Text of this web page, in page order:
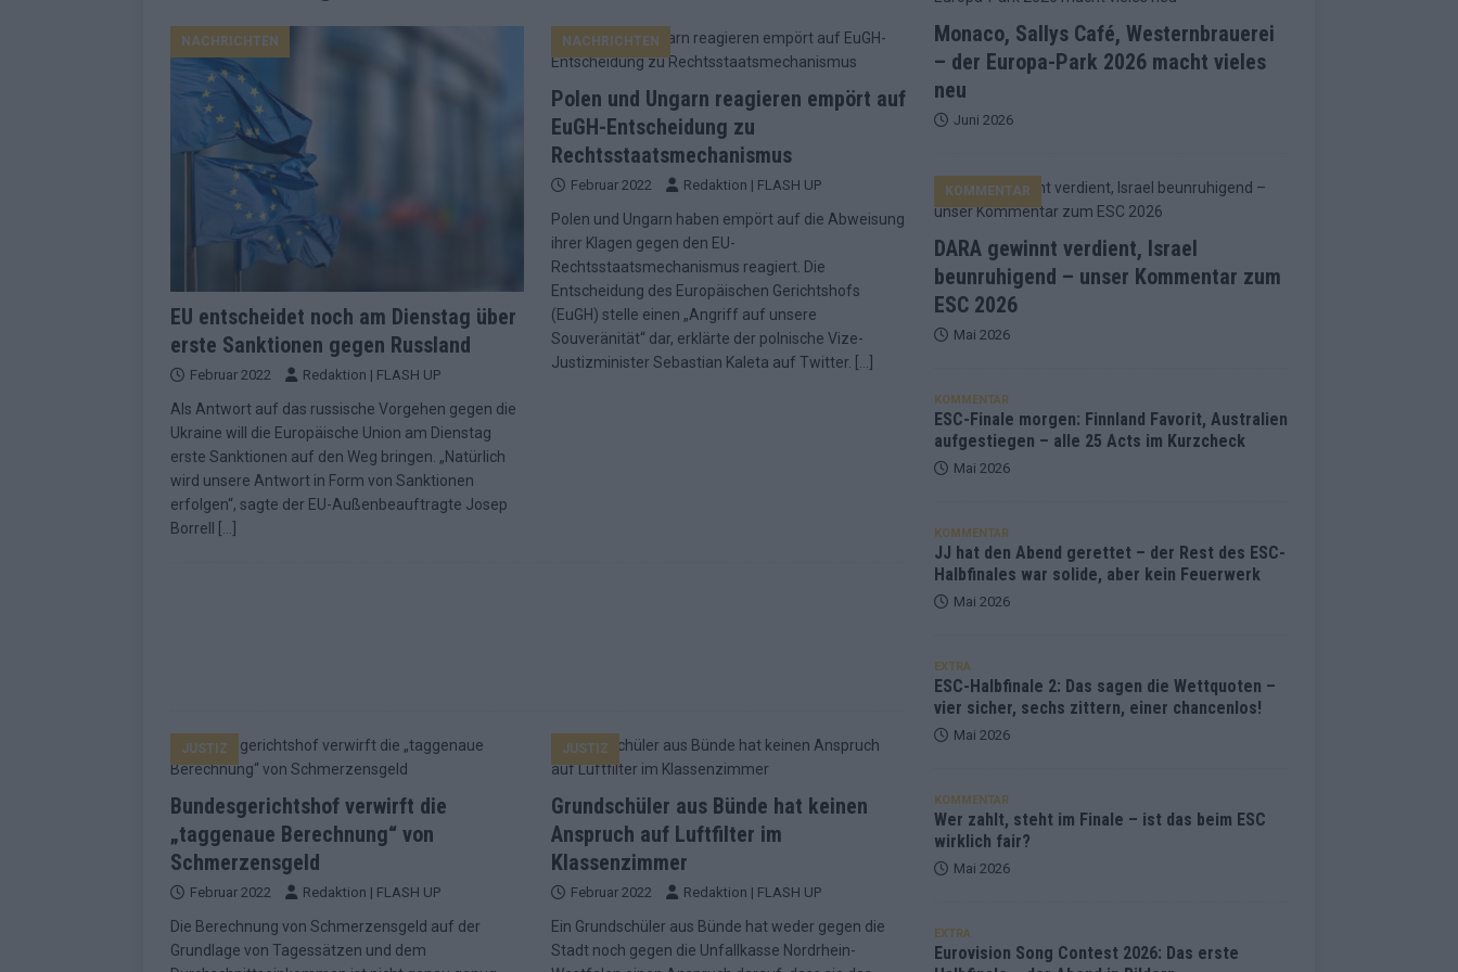
[ Mai 2026 ] ESC-Finale morgen: Finnland Favorit, Australien aufgestiegen – alle 25 Acts im Kurzcheck
[ Mai 2026 ] „Douze Points“ – wie eine Zahl zur Ikone wurde: 70 Jahre ESC-Wertungsgeschichte!
EUROVISION
[ Mai 2026 ] Das ESC-Finale ist komplett – 26 Länder wollen den Sieg in Wien EUROVISION
[ Mai 2026 ] JJ hat den Abend gerettet – der Rest des ESC-Halbfinales war solide, aber kein Feuerwerk
KOMMENTAR
[ Mai 2026 ] ESC-Halbfinale 2: Das sagen die Wettquoten – vier sicher, sechs zittern, einer chancenlos!
EXTRA
[ Juni 2026 ] Monaco, Sallys Café, Westernbrauerei – der Europa-Park 2026 macht vieles neu
[ Mai 2026 ] DARA gewinnt verdient, Israel beunruhigend – unser Kommentar zum ESC 2026
KOMMENTAR
NACHRICHTEN
EU entscheidet noch am Dienstag über
erste Sanktionen gegen Russland
Februar 2022 Redaktion | FLASH UP
Als Antwort auf das russische Vorgehen gegen die
Ukraine will die Europäische Union am Dienstag
erste Sanktionen auf den Weg bringen. „Natürlich
wird unsere Antwort in Form von Sanktionen
erfolgen“, sagte der EU-Außenbeauftragte Josep
Borrell
NACHRICHTEN
Polen und Ungarn reagieren empört auf
EuGH-Entscheidung zu
Rechtsstaatsmechanismus
Februar 2022 Redaktion | FLASH UP
Polen und Ungarn haben empört auf die Abweisung
ihrer Klagen gegen den EU-
Rechtsstaatsmechanismus reagiert. Die
Entscheidung des Europäischen Gerichtshofs
(EuGH) stelle einen „Angriff auf unsere
Souveränität“ dar, erklärte der polnische Vize-
Justizminister Sebastian Kaleta auf Twitter.
JUSTIZ
Bundesgerichtshof verwirft die
„taggenaue Berechnung“ von
Schmerzensgeld
Februar 2022 Redaktion | FLASH UP
Die Berechnung von Schmerzensgeld auf der
Grundlage von Tagessätzen und dem
JUSTIZ
Grundschüler aus Bünde hat keinen
Anspruch auf Luftfilter im
Klassenzimmer
Februar 2022 Redaktion | FLASH UP
Ein Grundschüler aus Bünde hat weder gegen die
Stadt noch gegen die Unfallkasse Nordrhein-
Monaco, Sallys Café, Westernbrauerei
– der Europa-Park 2026 macht vieles
neu
Juni 2026
DARA gewinnt verdient, Israel
beunruhigend – unser Kommentar zum
ESC 2026
KOMMENTAR
Mai 2026
KOMMENTAR
ESC-Finale morgen: Finnland Favorit, Australien
aufgestiegen – alle 25 Acts im Kurzcheck
Mai 2026
KOMMENTAR
JJ hat den Abend gerettet – der Rest des ESC-
Halbfinales war solide, aber kein Feuerwerk
Mai 2026
EXTRA
ESC-Halbfinale 2: Das sagen die Wettquoten –
vier sicher, sechs zittern, einer chancenlos!
Mai 2026
KOMMENTAR
Wer zahlt, steht im Finale – ist das beim ESC
wirklich fair?
Mai 2026
EXTRA
Eurovision Song Contest 2026: Das erste